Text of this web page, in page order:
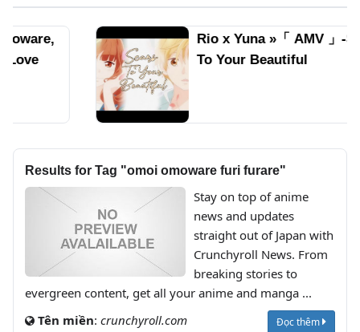
Rio x Yuna »「 AMV 」-Scars
To Your Beautiful
Results for Tag "omoi omoware furi furare"
Stay on top of anime
news and updates
straight out of Japan with
Crunchyroll News. From
breaking stories to
evergreen content, get all your anime and manga ...
Tên miền: crunchyroll.com Đọc thêm